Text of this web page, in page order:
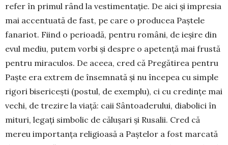
refer în primul rând la vestimentație. De aici și impresia
mai accentuată de fast, pe care o producea Paștele
fanariot. Fiind o perioadă, pentru români, de ieșire din
evul mediu, putem vorbi și despre o apetență mai frustă
pentru miraculos. De aceea, cred că Pregătirea pentru
Paște era extrem de însemnată și nu începea cu simple
rigori bisericești (postul, de exemplu), ci cu credințe mai
vechi, de trezire la viață: caii Sântoaderului, diabolici în
mituri, legați simbolic de călușari și Rusalii. Cred că
mereu importanța religioasă a Paștelor a fost marcată